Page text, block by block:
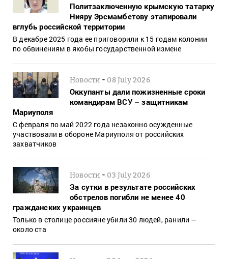
Политзаключенную крымскую татарку
Нияру Эрсмамбетову этапировали
вглубь российской территории
В декабре 2025 года ее приговорили к 15 годам колонии
по обвинениям в якобы государственной измене
Новости - 08 July 2026
Оккупанты дали пожизненные сроки
командирам ВСУ – защитникам
Мариуполя
С февраля по май 2022 года незаконно осужденные
участвовали в обороне Мариуполя от российских
захватчиков
Новости - 03 July 2026
За сутки в результате российских
обстрелов погибли не менее 40
гражданских украинцев
Только в столице россияне убили 30 людей, ранили —
около ста